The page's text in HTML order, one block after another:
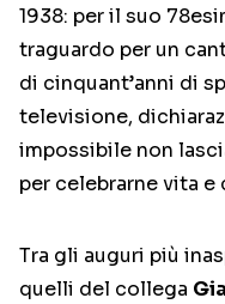
1938: per il suo
traguardo per un
di cinquant’anni di
televisione,
impossibile non
per celebrarne vita e
Tra gli auguri più
quelli del collega